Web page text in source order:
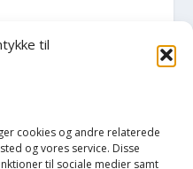
til
cookies og andre relaterede
og vores service. Disse
til sociale medier samt